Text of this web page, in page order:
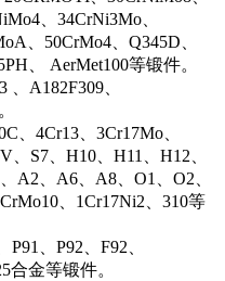
、34CrNi3Mo、
、50CrMo4、Q345D、
、 AerMet100等锻件。
、A182F309、
、4Cr13、3Cr17Mo、
S7、H10、H11、H12、
A2、A6、A8、O1、O2、
、1Cr17Ni2、310等
、P92、F92、
合金等锻件。